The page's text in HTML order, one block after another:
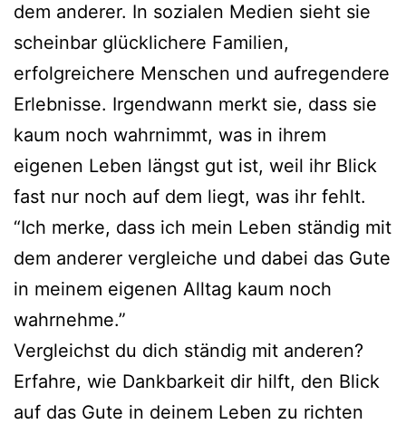
dem anderer. In sozialen Medien sieht sie
scheinbar glücklichere Familien,
erfolgreichere Menschen und aufregendere
Erlebnisse. Irgendwann merkt sie, dass sie
kaum noch wahrnimmt, was in ihrem
eigenen Leben längst gut ist, weil ihr Blick
fast nur noch auf dem liegt, was ihr fehlt.
“Ich merke, dass ich mein Leben ständig mit
dem anderer vergleiche und dabei das Gute
in meinem eigenen Alltag kaum noch
wahrnehme.”
Vergleichst du dich ständig mit anderen?
Erfahre, wie Dankbarkeit dir hilft, den Blick
auf das Gute in deinem Leben zu richten